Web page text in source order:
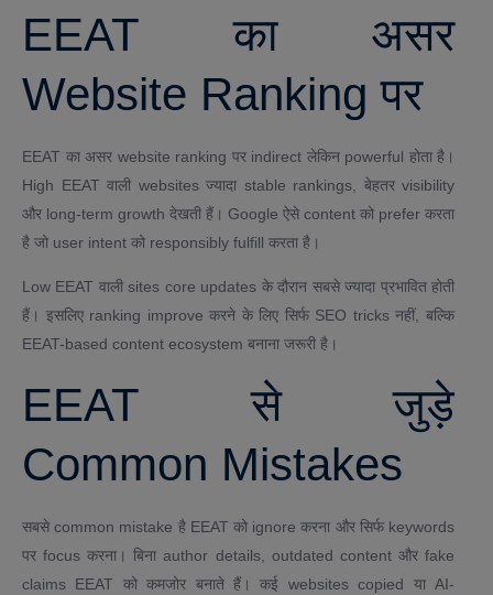
EEAT का असर
Website Ranking पर
EEAT का असर website ranking पर indirect लेकिन powerful होता है।
High EEAT वाली websites ज्यादा stable rankings, बेहतर visibility
और long-term growth देखती हैं। Google ऐसे content को prefer करता
है जो user intent को responsibly fulfill करता है।
Low EEAT वाली sites core updates के दौरान सबसे ज्यादा प्रभावित होती
हैं। इसलिए ranking improve करने के लिए सिर्फ SEO tricks नहीं, बल्कि
EEAT-based content ecosystem बनाना जरूरी है।
EEAT से जुड़े
Common Mistakes
सबसे common mistake है EEAT को ignore करना और सिर्फ keywords
पर focus करना। बिना author details, outdated content और fake
claims EEAT को कमजोर बनाते हैं। कई websites copied या AI-